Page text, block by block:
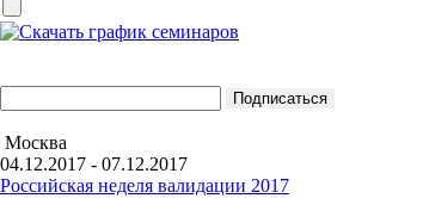
Москва
04.12.2017 - 07.12.2017
Российская неделя валидации 2017